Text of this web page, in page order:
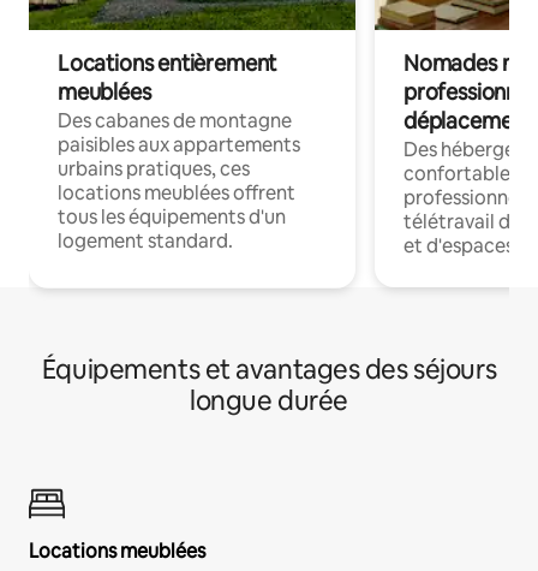
Locations entièrement
meublées
Des cabanes de montagne
paisibles aux appartements
urbains pratiques, ces
locations meublées offrent
tous les équipements d'un
logement standard.
Nomades
déplacement
Des
confortables
professionnels
télétravail
et d'espaces
Équipements et avantages des séjours
longue durée
Locations meublées